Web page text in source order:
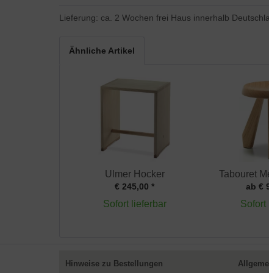
Lieferung: ca. 2 Wochen frei Haus innerhalb
Ähnliche Artikel
Ulmer Hocker
€ 245,00 *
Sofort lieferbar
Tabouret
ab €
Sofort
Hinweise zu Bestellungen